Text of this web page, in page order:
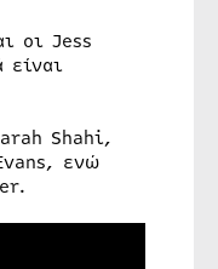
οι Jess
Shahi,
ενώ